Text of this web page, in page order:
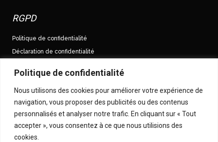
Politique de confidentialité
Nous utilisons des cookies pour améliorer votre expérience de
navigation, vous proposer des publicités ou des contenus
personnalisés et analyser notre trafic. En cliquant sur « Tout
accepter », vous consentez à ce que nous utilisions des
cookies.
RGPD
Politique de confidentialité
Déclaration de confidentialité
Suivez-nous sur Facebook
Mouches.Devaux
Suivez-nous sur Twitter